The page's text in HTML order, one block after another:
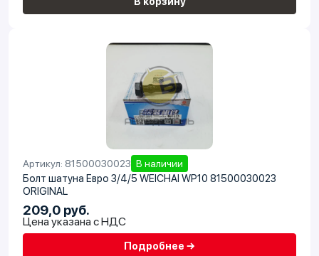
Артикул: 81500030023 В наличии
Болт шатуна Евро 3/4/5 WEICHAI WP10 81500030023
ORIGINAL
209,0 руб.
Цена указана с НДС
Подробнее →